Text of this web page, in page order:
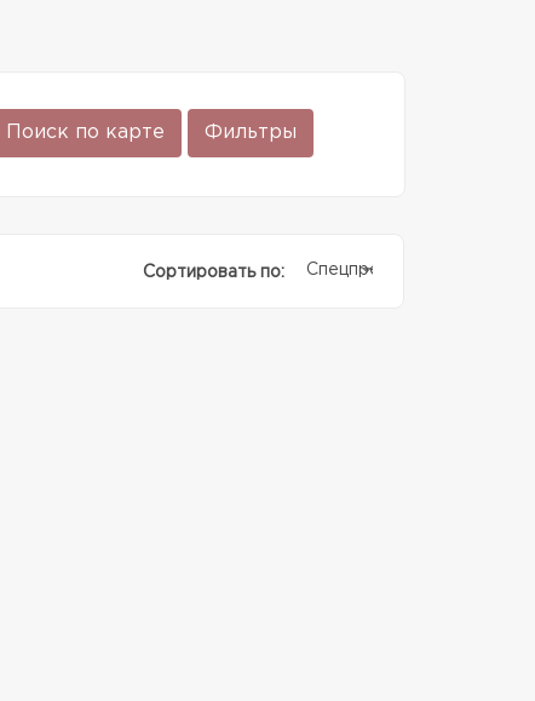
Поиск по карте Фильтры
Сортировать по: Спецпредолжение